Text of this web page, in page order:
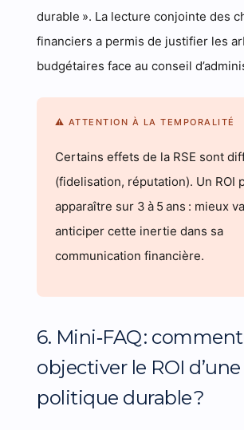
durable ». La lecture conjointe des
financiers a permis de justifier les
budgétaires face au conseil
⚠ ATTENTION À LA TEMPORALITÉ
Certains effets de la RSE sont
(fidelisation, réputation). Un ROI
apparaître sur 3 à 5 ans : mieux
anticiper cette inertie dans sa
communication financière.
6. Mini‑FAQ : comment
objectiver le ROI d’une
politique durable ?